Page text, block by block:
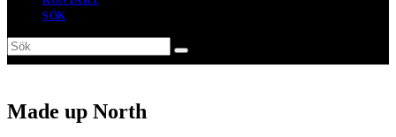
SÖK
Sök
Submit
Made up North